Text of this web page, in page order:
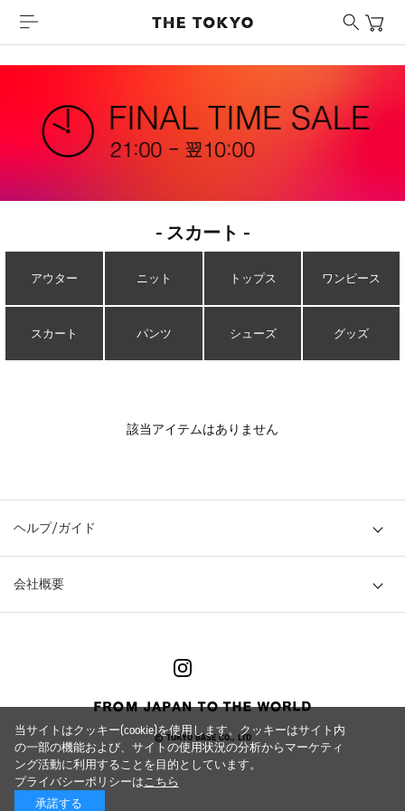
- スカート -
アウター ニット トップス ワンピース
スカート パンツ シューズ グッズ
該当アイテムはありません
ヘルプ/ガイド
会社概要
© TOKYO BASE CO., LTD
当サイトはクッキー(cookie)を使用します。クッキーはサイト内
の一部の機能および、サイトの使用状況の分析からマーケティ
ング活動に利用することを目的としています。
プライバシーポリシーはこちら
承諾する